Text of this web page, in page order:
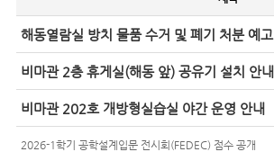
해동열람실 방치 물품 수거 및 폐기 처분 예고
비마관 2층 휴게실(해동 앞) 공유기 설치 안내
비마관 202호 개방형실습실 야간 운영 안내
2026-1학기 공학설계입문 전시회(FEDEC) 점수 공개